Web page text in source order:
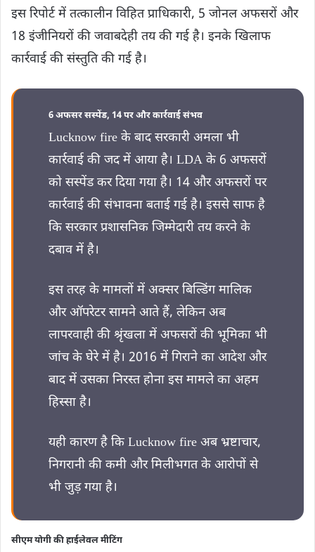
इस रिपोर्ट में तत्कालीन विहित प्राधिकारी, 5 जोनल अफसरों और
18 इंजीनियरों की जवाबदेही तय की गई है। इनके खिलाफ
कार्रवाई की संस्तुति की गई है।
6 अफसर सस्पेंड, 14 पर और कार्रवाई संभव
Lucknow fire के बाद सरकारी अमला भी
कार्रवाई की जद में आया है। LDA के 6 अफसरों
को सस्पेंड कर दिया गया है। 14 और अफसरों पर
कार्रवाई की संभावना बताई गई है। इससे साफ है
कि सरकार प्रशासनिक जिम्मेदारी तय करने के
दबाव में है।
इस तरह के मामलों में अक्सर बिल्डिंग मालिक
और ऑपरेटर सामने आते हैं, लेकिन अब
लापरवाही की श्रृंखला में अफसरों की भूमिका भी
जांच के घेरे में है। 2016 में गिराने का आदेश और
बाद में उसका निरस्त होना इस मामले का अहम
हिस्सा है।
यही कारण है कि Lucknow fire अब भ्रष्टाचार,
निगरानी की कमी और मिलीभगत के आरोपों से
भी जुड़ गया है।
सीएम योगी की हाईलेवल मीटिंग